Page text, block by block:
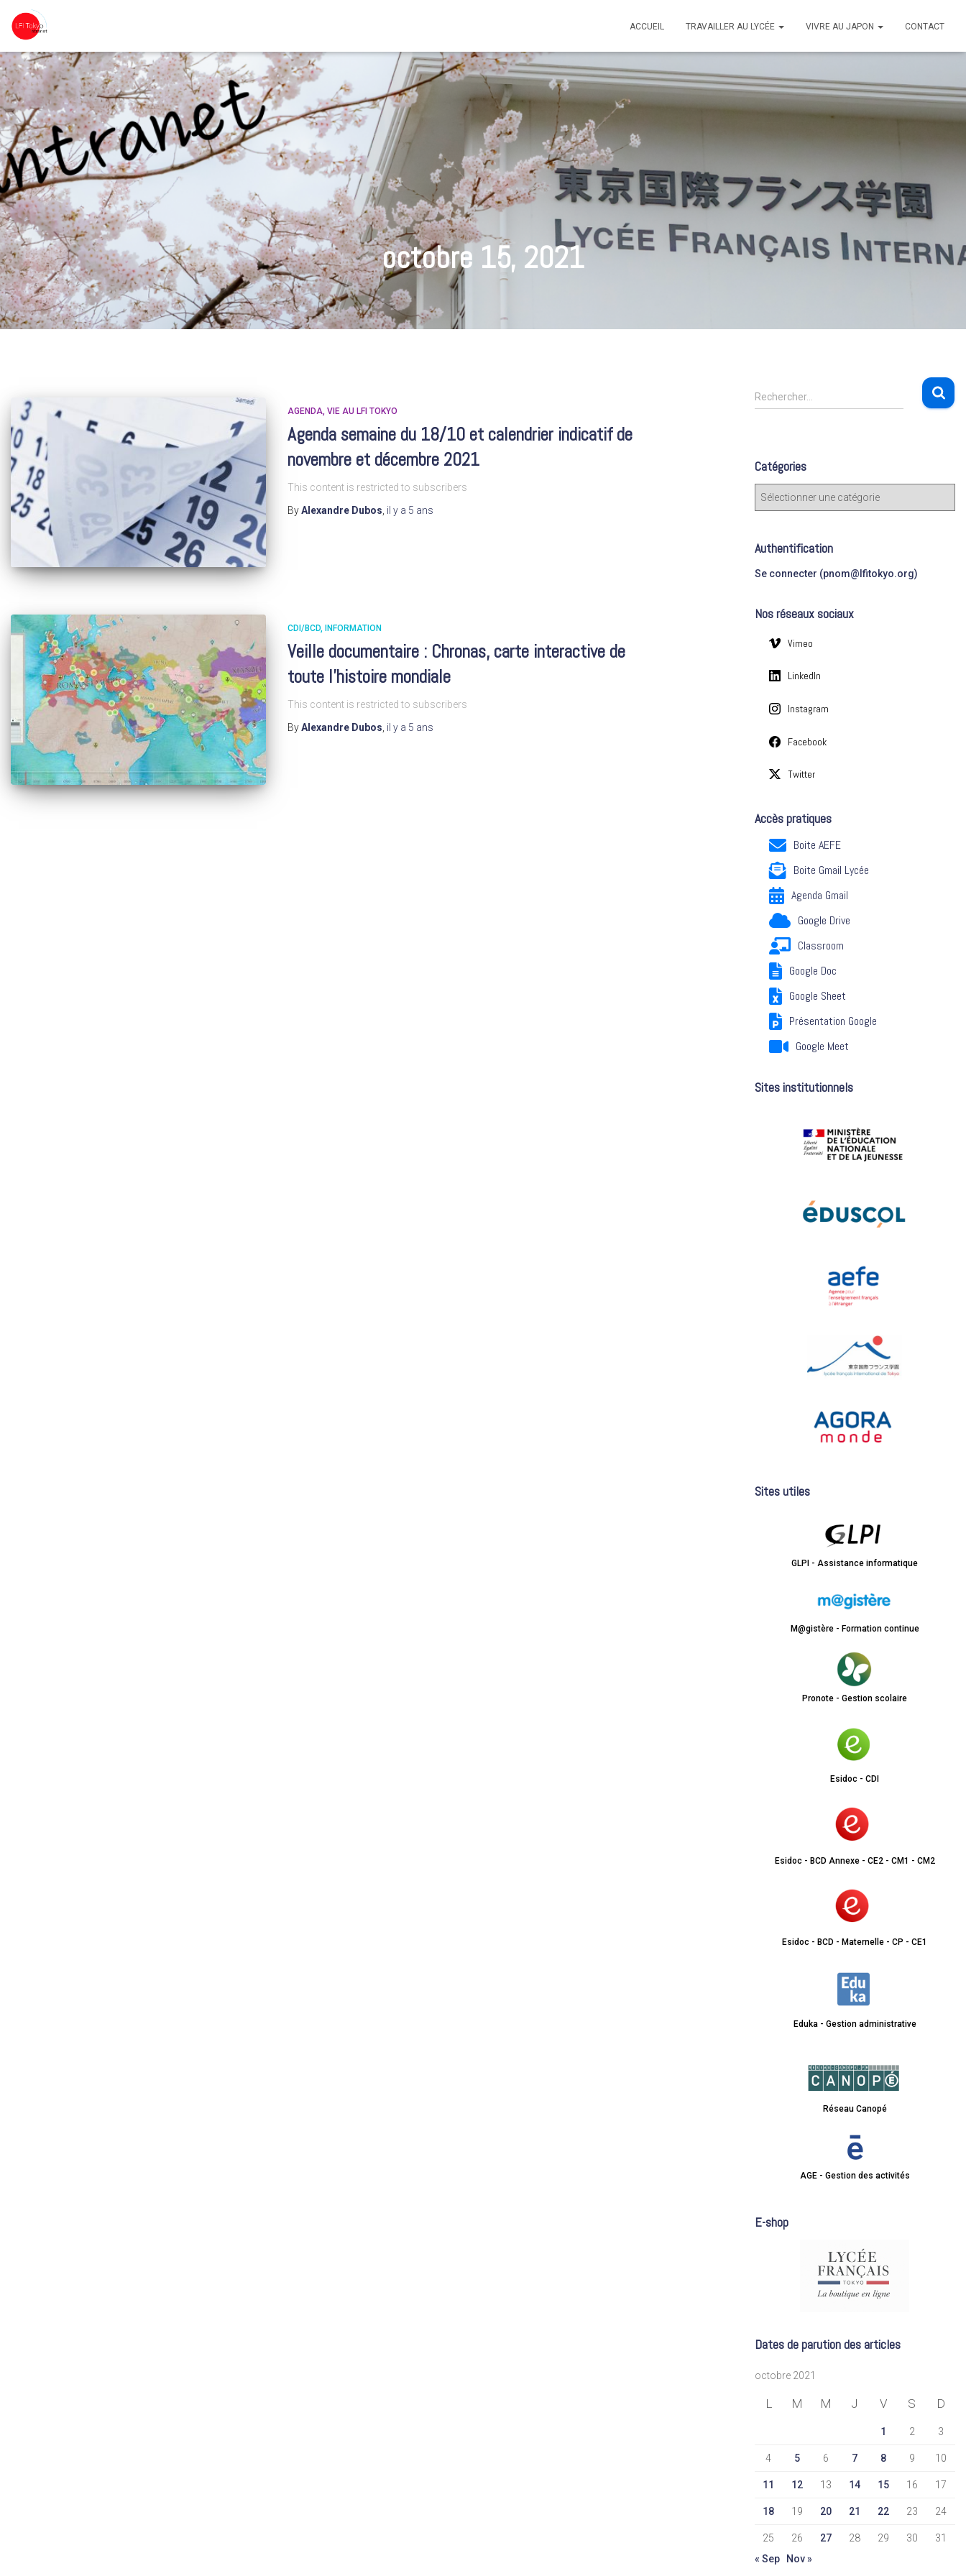
ACCUEIL TRAVAILLER AU LYCÉE VIVRE AU JAPON CONTACT
octobre 15, 2021
AGENDA VIE AU LFI TOKYO
Agenda semaine du 18/10 et calendrier indicatif de
novembre et décembre 2021
This content is restricted to subscribers
ByAlexandre Dubos il y a 5 ans
CDI/BCD INFORMATION
Veille documentaire : Chronas, carte interactive de
toute l’histoire mondiale
This content is restricted to subscribers
ByAlexandre Dubos, il y a 5 ans
R
e
r
c
Rechercher…
Catégories
C
g
o
e
Authentification
Se connecter (pnom@lfitokyo.org)
Nos réseaux sociaux
Vimeo
LinkedIn
Instagram
Facebook
Twitter
Accès pratiques
Boite AEFE
Boite Gmail Lycée
Agenda Gmail
Google Drive
Classroom
Google Doc
Google Sheet
Présentation Google
Google Meet
Sites institutionnels
Sites utiles
GLPI - Assistance informatique
M@gistère - Formation continue
Pronote - Gestion scolaire
Esidoc - CDI
Esidoc - BCD Annexe - CE2 - CM1 - CM2
Esidoc - BCD - Maternelle - CP - CE1
Eduka - Gestion administrative
Réseau Canopé
AGE - Gestion des activités
E-shop
Dates de parution des articles
octobre 2021
L M M J V S D
1 2 3
4 5 6 7 8 9 10
11 12 13 14 15 16 17
18 19 20 21 22 23 24
25 26 27 28 29 30
31
« Sep
Nov »